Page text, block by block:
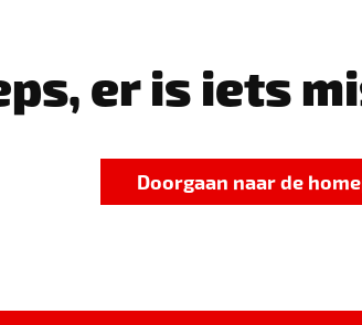
er is iets
Doorgaan naar de